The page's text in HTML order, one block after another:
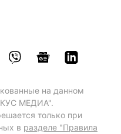
на данном
МЕДИА".
только при
в разделе "Правила